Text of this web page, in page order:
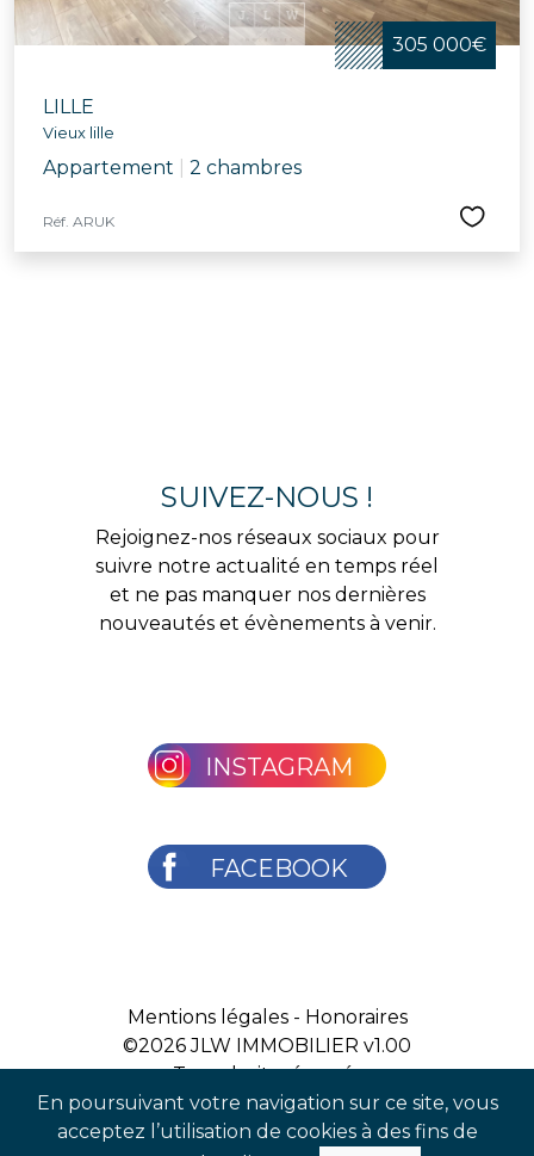
En poursuivant votre navigation sur ce site, vous
acceptez l’utilisation de cookies à des fins de
305 000€
LILLE
Vieux lille
Appartement 2 chambres
Réf. ARUK
SUIVEZ-NOUS !
Rejoignez-nos réseaux sociaux pour
suivre notre actualité en temps réel
et ne pas manquer nos dernières
nouveautés et évènements à venir.
INSTAGRAM
FACEBOOK
Mentions légales- Honoraires
©2026JLW IMMOBILIER v1.00
Tous droits réservés